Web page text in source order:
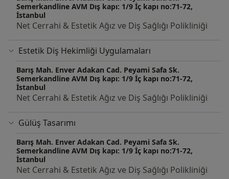
Almanca ve İngilizce bilmektedir.
İlgi alanları yeni coğrafyalar keşfetmek, seyahat etmek,
kitap okumak ve dalış yapmaktır. Evli ve 2
çocuk annesidir.
Semerkandline AVM Dış kapı: 1/9 İç kapı no:71-72,
İstanbul
Net Cerrahi & Estetik Ağız ve Diş Sağlığı Polikliniği
Estetik Diş Hekimliği Uygulamaları
Barış Mah. Enver Adakan Cad. Peyami Safa Sk.
Semerkandline AVM Dış kapı: 1/9 İç kapı no:71-72,
İstanbul
Net Cerrahi & Estetik Ağız ve Diş Sağlığı Polikliniği
Gülüş Tasarımı
Barış Mah. Enver Adakan Cad. Peyami Safa Sk.
Semerkandline AVM Dış kapı: 1/9 İç kapı no:71-72,
İstanbul
Net Cerrahi & Estetik Ağız ve Diş Sağlığı Polikliniği